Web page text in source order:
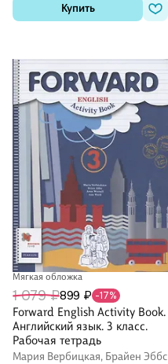
Купить
Мягкая обложка
1 079 ₽899 ₽ -17%
Forward English Activity Book.
Английский язык. 3 класс.
Рабочая тетрадь
Мария Вербицкая, Брайен Эббс